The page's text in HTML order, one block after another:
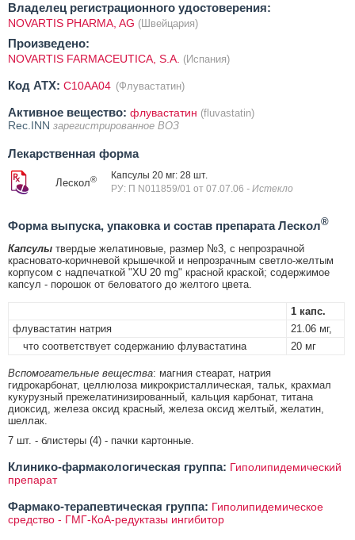
Владелец регистрационного удостоверения:
NOVARTIS PHARMA, AG (Швейцария)
Произведено:
NOVARTIS FARMACEUTICA, S.A. (Испания)
Код ATX: C10AA04 (Флувастатин)
Активное вещество: флувастатин (fluvastatin)
Rec.INN зарегистрированное ВОЗ
Лекарственная форма
Лескол®
Капсулы 20 мг: 28 шт.
РУ: П N011859/01 от 07.07.06 - Истекло
Форма выпуска, упаковка и состав препарата Лескол®
Капсулы твердые желатиновые, размер №3, с непрозрачной
красновато-коричневой крышечкой и непрозрачным светло-желтым
корпусом с надпечаткой "XU 20 mg" красной краской; содержимое
капсул - порошок от беловатого до желтого цвета.
1 капс.
флувастатин натрия
21.06 мг,
что соответствует содержанию флувастатина
20 мг
Вспомогательные вещества: магния стеарат, натрия
гидрокарбонат, целлюлоза микрокристаллическая, тальк, крахмал
кукурузный прежелатинизированный, кальция карбонат, титана
диоксид, железа оксид красный, железа оксид желтый, желатин,
шеллак.
7 шт. - блистеры (4) - пачки картонные.
Клинико-фармакологическая группа: Гиполипидемический
препарат
Фармако-терапевтическая группа: Гиполипидемическое
средство - ГМГ-КоА-редуктазы ингибитор